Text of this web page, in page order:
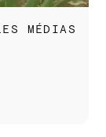
MÉDIAS